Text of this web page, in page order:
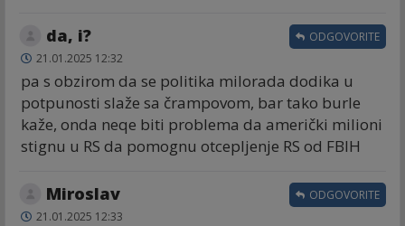
da, i?
21.01.2025 12:32
pa s obzirom da se politika milorada dodika u
potpunosti slaže sa črampovom, bar tako burle
kaže, onda neqe biti problema da američki milioni
stignu u RS da pomognu otcepljenje RS od FBIH
ODGOVORITE
Miroslav
21.01.2025 12:33
ODGOVORITE